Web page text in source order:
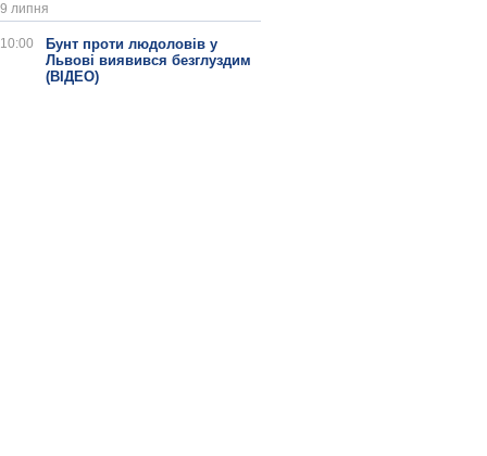
9 липня
10:00
Бунт проти людоловів у
Львові виявився безглуздим
(ВІДЕО)